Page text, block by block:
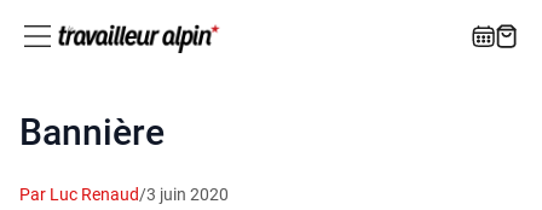
Bannière
Par Luc Renaud/3 juin 2020